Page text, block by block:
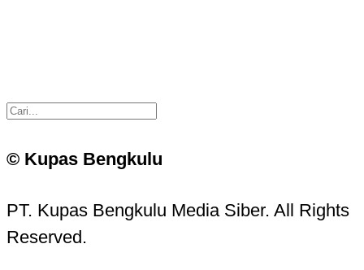
© Kupas Bengkulu
PT. Kupas Bengkulu Media Siber. All Rights
Reserved.